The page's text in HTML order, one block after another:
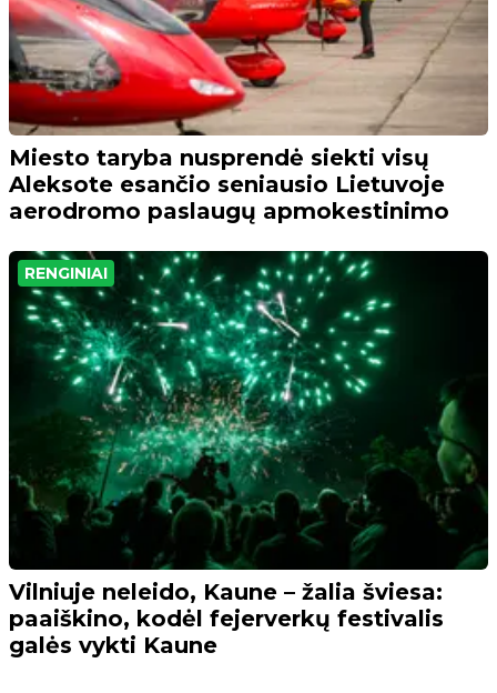
Miesto taryba nusprendė siekti visų
Aleksote esančio seniausio Lietuvoje
aerodromo paslaugų apmokestinimo
RENGINIAI
Vilniuje neleido, Kaune – žalia šviesa:
paaiškino, kodėl fejerverkų festivalis
galės vykti Kaune